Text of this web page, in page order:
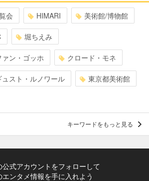
会 HIMARI 美術館/博物館
堀ちえみ
ン・ゴッホ クロード・モネ
スト・ルノワール 東京都美術館
キーワードをもっと見る
公式アカウントをフォローして
エンタメ情報を手に入れよう